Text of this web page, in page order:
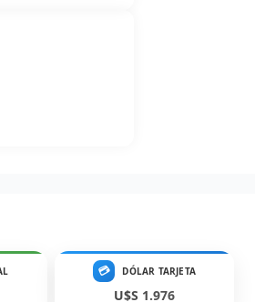
💳 DÓLAR TARJETA
U$S 1.976